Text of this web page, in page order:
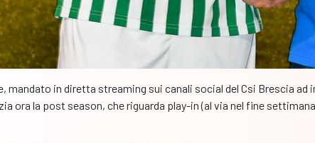
mandato in diretta streaming sui canali social del Csi Brescia
ora la post season, che riguarda play-in (al via nel fine